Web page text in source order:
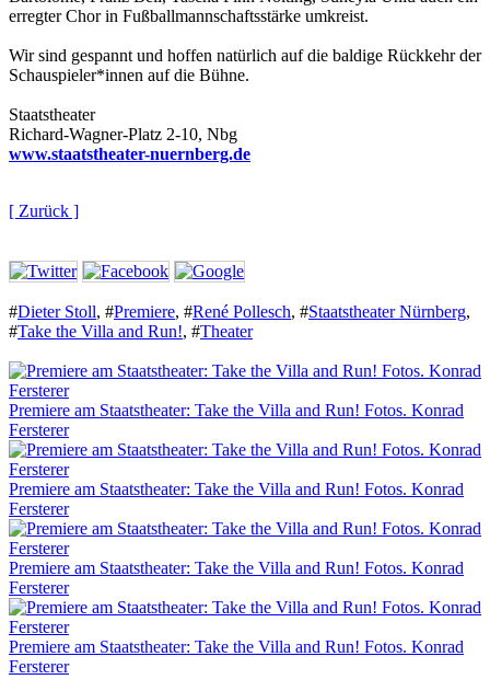
erregter Chor in Fußballmannschaftsstärke umkreist.
Wir sind gespannt und hoffen natürlich auf die baldige Rückkehr der
Schauspieler*innen auf die Bühne.
Staatstheater
Richard-Wagner-Platz 2-10, Nbg
www.staatstheater-nuernberg.de
[ Zurück ]
#Dieter Stoll, #Premiere, #René Pollesch, #Staatstheater Nürnberg,
#Take the Villa and Run!, #Theater
Premiere am Staatstheater: Take the Villa and Run! Fotos. Konrad
Fersterer
Premiere am Staatstheater: Take the Villa and Run! Fotos. Konrad
Fersterer
Premiere am Staatstheater: Take the Villa and Run! Fotos. Konrad
Fersterer
Premiere am Staatstheater: Take the Villa and Run! Fotos. Konrad
Fersterer